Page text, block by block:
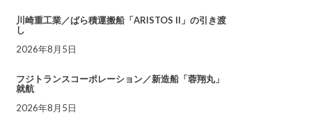
川崎重工業／ばら積運搬船「ARISTOS II」の引き渡
し
2026年8月5日
フジトランスコーポレーション／新造船「蓉翔丸」
就航
2026年8月5日